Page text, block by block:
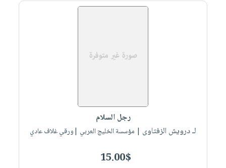
رجل السلام
لـ درويش الزفتاوى | مؤسسة الخليج العربي |ورقي غلاف عادي
15.00$